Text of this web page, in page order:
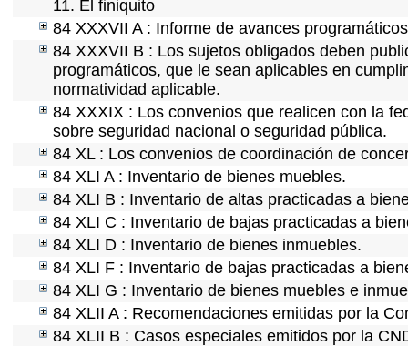
11. El finiquito
84 XXXVII A : Informe de avances
84 XXXVII B : Los sujetos obligados deben
programáticos, que le sean aplicables en
normatividad aplicable.
84 XXXIX : Los convenios que realicen con la
sobre seguridad nacional o seguridad pública.
84 XL : Los convenios de coordinación de
84 XLI A : Inventario de bienes muebles.
84 XLI B : Inventario de altas practicadas a
84 XLI C : Inventario de bajas practicadas a
84 XLI D : Inventario de bienes inmuebles.
84 XLI F : Inventario de bajas practicadas a
84 XLI G : Inventario de bienes muebles e
84 XLII A : Recomendaciones emitidas por la
84 XLII B : Casos especiales emitidos por la